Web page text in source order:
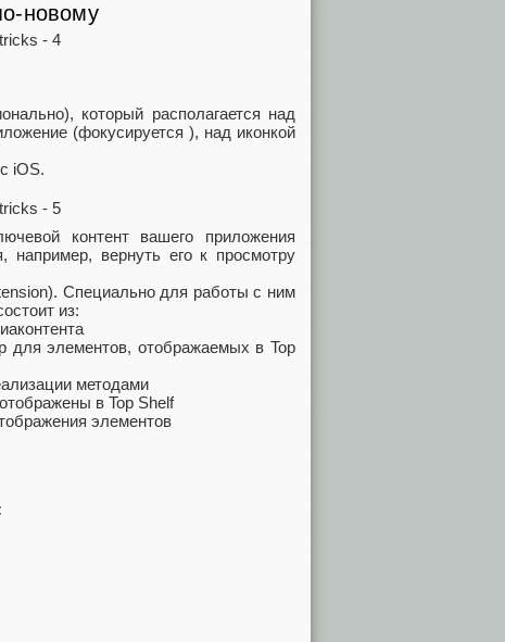
новому
который располагается над
(фокусируется ), над иконкой
iOS.
контент вашего приложения
например, вернуть его к просмотру
Специально для работы с ним
из:
для элементов, отображаемых в Top
методами
в Top Shelf
элементов